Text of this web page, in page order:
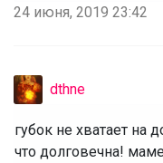
24 июня, 2019 23:42
dthne
губок не хватает на
что долговечна!